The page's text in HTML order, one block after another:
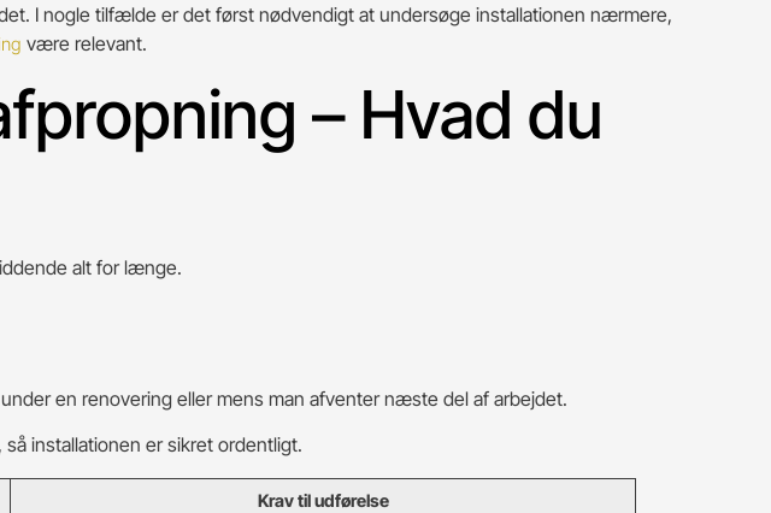
I nogle tilfælde er det først nødvendigt at undersøge installationen nærmere,
være relevant.
– Hvad du
alt for længe.
en renovering eller mens man afventer næste del af arbejdet.
installationen er sikret ordentligt.
Krav til udførelse